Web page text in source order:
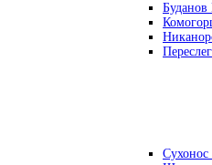
Буданов